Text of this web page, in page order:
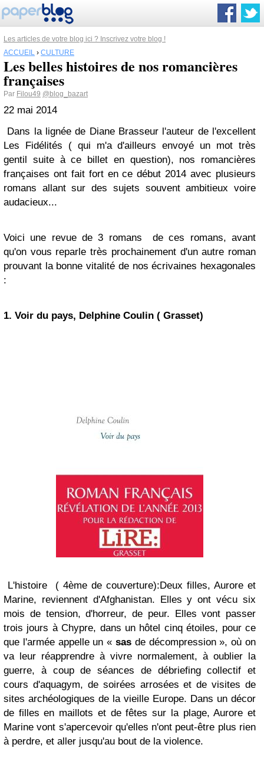
Les articles de votre blog ici ? Inscrivez votre blog !
ACCUEIL › CULTURE
Les belles histoires de nos romancières
françaises
Par Filou49 @blog_bazart
22 mai 2014
Dans la lignée de Diane Brasseur l'auteur de l'excellent
Les Fidélités ( qui m'a d'ailleurs envoyé un mot très
gentil suite à ce billet en question), nos romancières
françaises ont fait fort en ce début 2014 avec plusieurs
romans allant sur des sujets souvent ambitieux voire
audacieux...
Voici une revue de 3 romans de ces romans, avant
qu'on vous reparle très prochainement d'un autre roman
prouvant la bonne vitalité de nos écrivaines hexagonales
:
1. Voir du pays, Delphine Coulin ( Grasset)
L'histoire ( 4ème de couverture):Deux filles, Aurore et
Marine, reviennent d'Afghanistan. Elles y ont vécu six
mois de tension, d'horreur, de peur. Elles vont passer
trois jours à Chypre, dans un hôtel cinq étoiles, pour ce
que l'armée appelle un « sas de décompression », où on
va leur réapprendre à vivre normalement, à oublier la
guerre, à coup de séances de débriefing collectif et
cours d'aquagym, de soirées arrosées et de visites de
sites archéologiques de la vieille Europe. Dans un décor
de filles en maillots et de fêtes sur la plage, Aurore et
Marine vont s'apercevoir qu'elles n'ont peut-être plus rien
à perdre, et aller jusqu'au bout de la violence.